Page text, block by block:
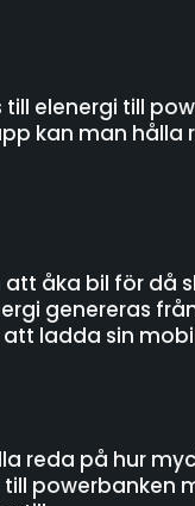
elenergi till
kan man hålla
åka bil för då
genereras
ladda sin
reda på hur
powerbanken